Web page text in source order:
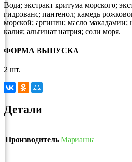
Вода; экстракт критума морского;
гидрованс; пантенол; камедь
морской; аргинин; масло макадамии;
калия; альгинат натрия; соли моря.
ФОРМА ВЫПУСКА
2 шт.
Детали
Производитель Марианна